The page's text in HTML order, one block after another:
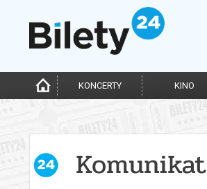
KONCERTY KINO
Komunikat